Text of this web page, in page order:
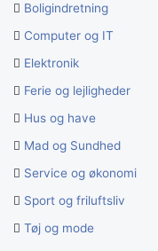
Boligindretning
Computer og IT
Elektronik
Ferie og lejligheder
Hus og have
Mad og Sundhed
Service og økonomi
Sport og friluftsliv
Tøj og mode